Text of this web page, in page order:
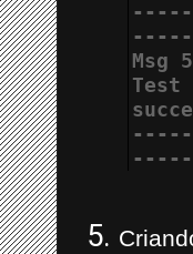
Msg